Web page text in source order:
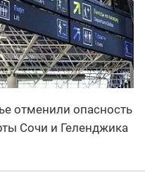
отменили опасность
Сочи и Геленджика